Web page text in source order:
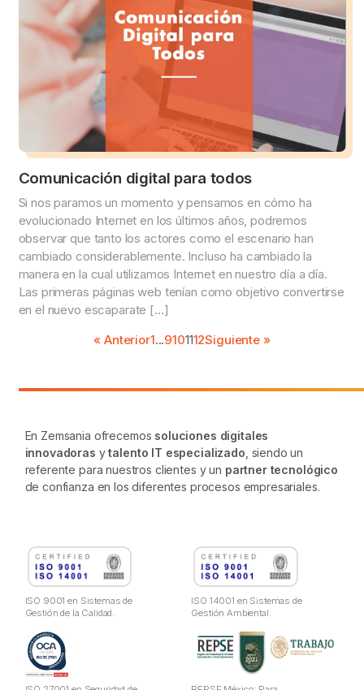
Comunicación digital para todos
Si nos paramos un momento y pensamos en cómo ha
evolucionado Internet en los últimos años, podremos
observar que tanto los actores como el escenario han
cambiado considerablemente. Incluso ha cambiado la
manera en la cual utilizamos Internet en nuestro día a día.
Las primeras páginas web tenían como objetivo convertirse
en el nuevo escaparate […]
« Anterior1...9101112Siguiente »
En Zemsania ofrecemos soluciones digitales
innovadoras ytalento IT especializado , siendo un
referente para nuestros clientes y un partner tecnológico
de confianza en los diferentes procesos empresariales.
ISO 9001 en Sistemas de
Gestión de la Calidad.
ISO 14001 en Sistemas de
Gestión Ambiental.